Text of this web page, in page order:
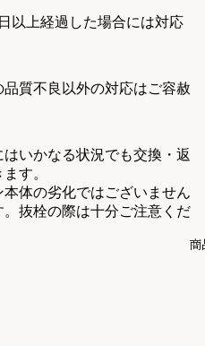
商
以上経過した場合には対応
質不良以外の対応はご容赦
いかなる状況でも交換・返
す。
体の劣化ではございません
抜栓の際は十分ご注意くだ